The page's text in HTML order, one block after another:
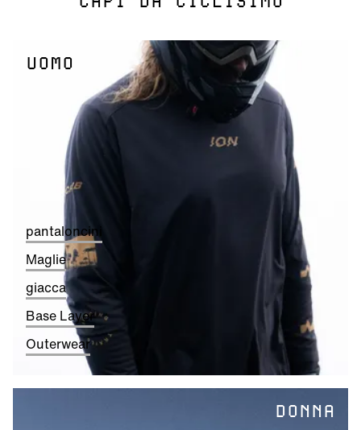
UOMO
pantaloncini
Maglie
giacca
Base Layer
Outerwear
DONNA